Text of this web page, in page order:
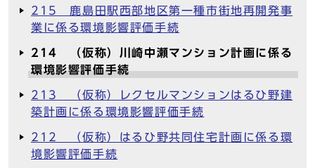
215 鹿島田駅西部地区第一種市街地再開発事
業に係る環境影響評価手続
214 （仮称）川崎中瀬マンション計画に係る
環境影響評価手続
213 （仮称）レクセルマンションはるひ野建
築計画に係る環境影響評価手続
212 （仮称）はるひ野共同住宅計画に係る環
境影響評価手続